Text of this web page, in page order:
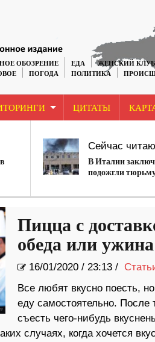
ОБОЗРЕНИЕ ЕДА ЖЕНСКИЙ КЛУБ
ПОГОДА ПОЛИТИКА
ЦИТАТЫ
Сейчас
В Италии
подожгли
Пицца с
обеда или ужина
16/01/2020/ 23:13 /
Все любят вкусно поесть,
еду самостоятельно. После
съесть чего-нибудь
случаях, когда хочется